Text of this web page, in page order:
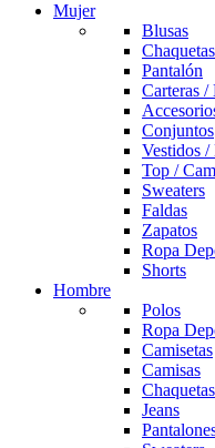
Mujer
Blusas
Pantalón
Carteras /
Conjuntos
Vestidos /
Top /
Sweaters
Faldas
Zapatos
Ropa
Shorts
Hombre
Polos
Ropa
Camisetas
Camisas
Chaquetas
Jeans